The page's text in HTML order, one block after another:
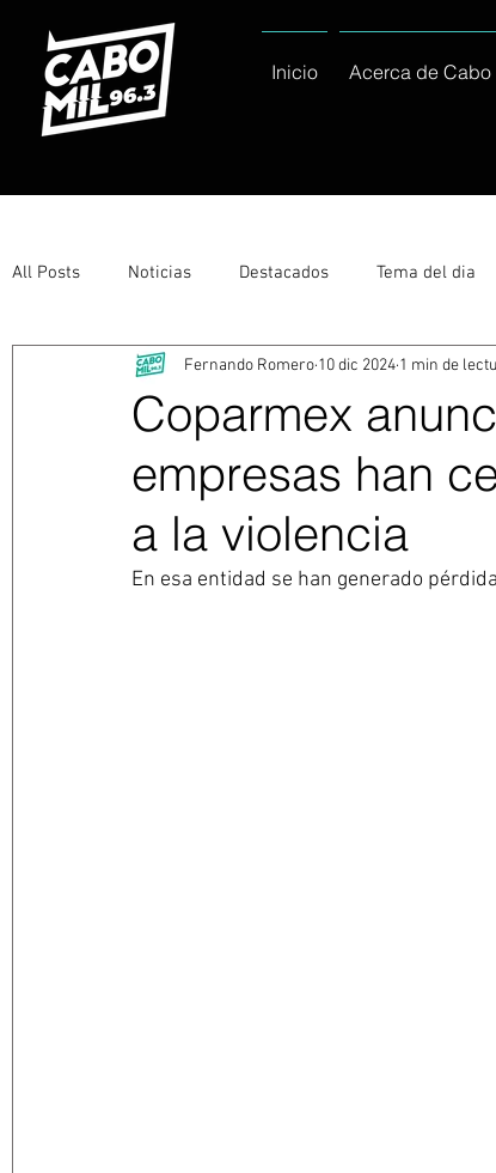
Inicio Acerca de Cabo
All Posts Noticias Destacados Tema del dia
Entérate Deportes La buena
Ayuntamiento de Los Cabos Informa Nacionales e
Coparmex
empresas han
a la violencia
Fernando Romero 10 dic 2024 1 min de
En esa entidad se han generado